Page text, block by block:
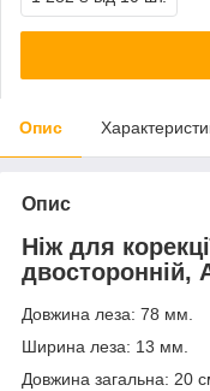
Опис
Опис
Ніж для
двосторонній,
Довжина леза: 78 мм.
Ширина леза: 13 мм.
Довжина загальна: 20